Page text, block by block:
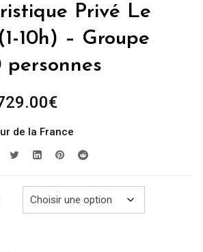
Privé Le
10h) – Groupe
personnes
€Plage
prix :
289.00€
729.00€
de la France